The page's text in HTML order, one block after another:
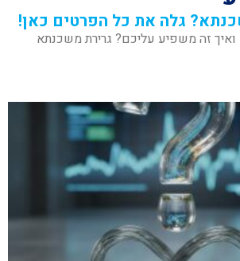
גלה את כל הפרטים כאן!
זה משפיע עליכם? גרירת משכנתא